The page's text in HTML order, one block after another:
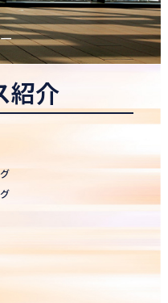
通グループの健康経営への
電通株式会社、登録支援機
した！ ～年末のご挨拶～
紹介